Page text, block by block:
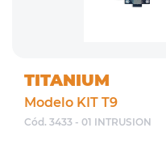
TITANIUM
Modelo KIT T9
Cód. 3433 - 01 INTRUSION